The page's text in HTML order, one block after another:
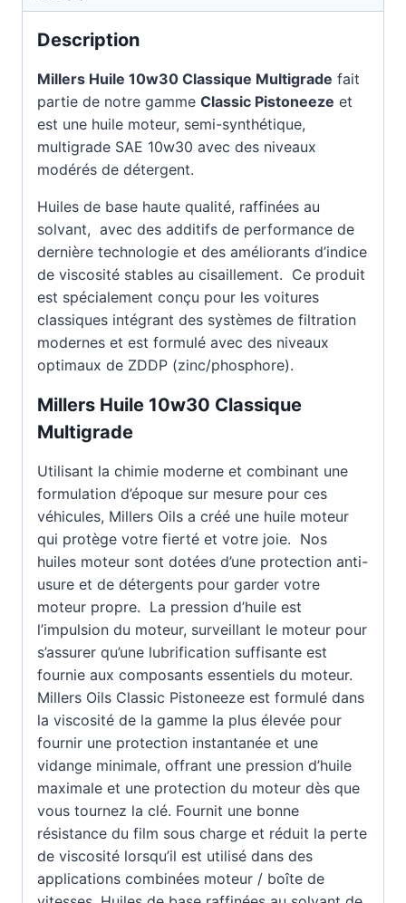
Description
Millers Huile 10w30 Classique Multigrade fait
partie de notre gamme Classic Pistoneeze et
est une huile moteur, semi-synthétique,
multigrade SAE 10w30 avec des niveaux
modérés de détergent.
Huiles de base haute qualité, raffinées au
solvant, avec des additifs de performance de
dernière technologie et des améliorants d’indice
de viscosité stables au cisaillement. Ce produit
est spécialement conçu pour les voitures
classiques intégrant des systèmes de filtration
modernes et est formulé avec des niveaux
optimaux de ZDDP (zinc/phosphore).
Millers Huile 10w30 Classique
Multigrade
Utilisant la chimie moderne et combinant une
formulation d’époque sur mesure pour ces
véhicules, Millers Oils a créé une huile moteur
qui protège votre fierté et votre joie. Nos
huiles moteur sont dotées d’une protection anti-
usure et de détergents pour garder votre
moteur propre. La pression d’huile est
l’impulsion du moteur, surveillant le moteur pour
s’assurer qu’une lubrification suffisante est
fournie aux composants essentiels du moteur.
Millers Oils Classic Pistoneeze est formulé dans
la viscosité de la gamme la plus élevée pour
fournir une protection instantanée et une
vidange minimale, offrant une pression d’huile
maximale et une protection du moteur dès que
vous tournez la clé. Fournit une bonne
résistance du film sous charge et réduit la perte
de viscosité lorsqu’il est utilisé dans des
applications combinées moteur / boîte de